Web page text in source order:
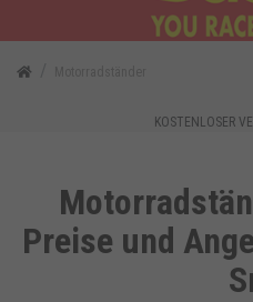
KOSTENLOSER
Preise und